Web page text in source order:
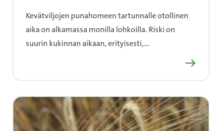
Kevätviljojen punahomeen tartunnalle otollinen
aika on alkamassa monilla lohkoilla. Riski on
suurin kukinnan aikaan, erityisesti,...